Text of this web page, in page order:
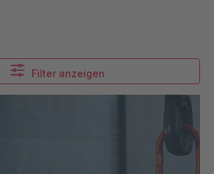
Filter anzeigen